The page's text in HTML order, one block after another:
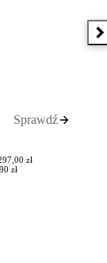
Sprawdź
zł
zł